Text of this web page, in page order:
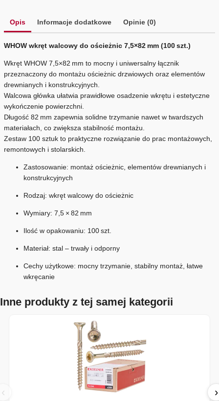
Opis Informacje dodatkowe Opinie (0)
WHOW wkręt walcowy do ościeżnic 7,5×82 mm (100 szt.)
Wkręt WHOW 7,5×82 mm to mocny i uniwersalny łącznik
przeznaczony do montażu ościeżnic drzwiowych oraz elementów
drewnianych i konstrukcyjnych.
Walcowa główka ułatwia prawidłowe osadzenie wkrętu i estetyczne
wykończenie powierzchni.
Długość 82 mm zapewnia solidne trzymanie nawet w twardszych
materiałach, co zwiększa stabilność montażu.
Zestaw 100 sztuk to praktyczne rozwiązanie do prac montażowych,
remontowych i stolarskich.
Zastosowanie: montaż ościeżnic, elementów drewnianych i
konstrukcyjnych
Rodzaj: wkręt walcowy do ościeżnic
Wymiary: 7,5 × 82 mm
Ilość w opakowaniu: 100 szt.
Materiał: stal – trwały i odporny
Cechy użytkowe: mocny trzymanie, stabilny montaż, łatwe
wkręcanie
Inne produkty z tej samej kategorii
‹ ›